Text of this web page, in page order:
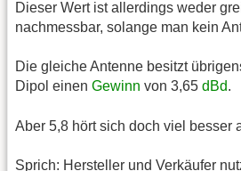
Dieser Wert ist allerdings weder
nachmessbar, solange man kein
Die gleiche Antenne besitzt
Dipol einen Gewinn von 3,65 dBd.
Aber 5,8 hört sich doch viel besser
Sprich: Hersteller und Verkäufer